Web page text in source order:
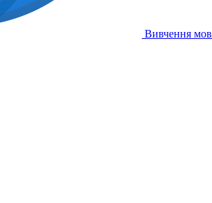
Вивчення мов